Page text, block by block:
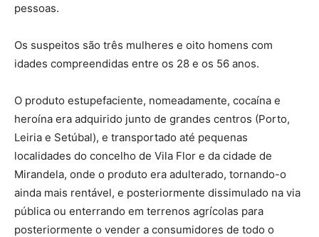
pessoas.
Os suspeitos são três mulheres e oito homens com
idades compreendidas entre os 28 e os 56 anos.
O produto estupefaciente, nomeadamente, cocaína e
heroína era adquirido junto de grandes centros (Porto,
Leiria e Setúbal), e transportado até pequenas
localidades do concelho de Vila Flor e da cidade de
Mirandela, onde o produto era adulterado, tornando-o
ainda mais rentável, e posteriormente dissimulado na via
pública ou enterrando em terrenos agrícolas para
posteriormente o vender a consumidores de todo o